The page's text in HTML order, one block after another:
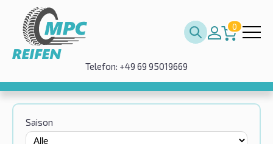
0
Telefon: +49 69 95019669
Saison